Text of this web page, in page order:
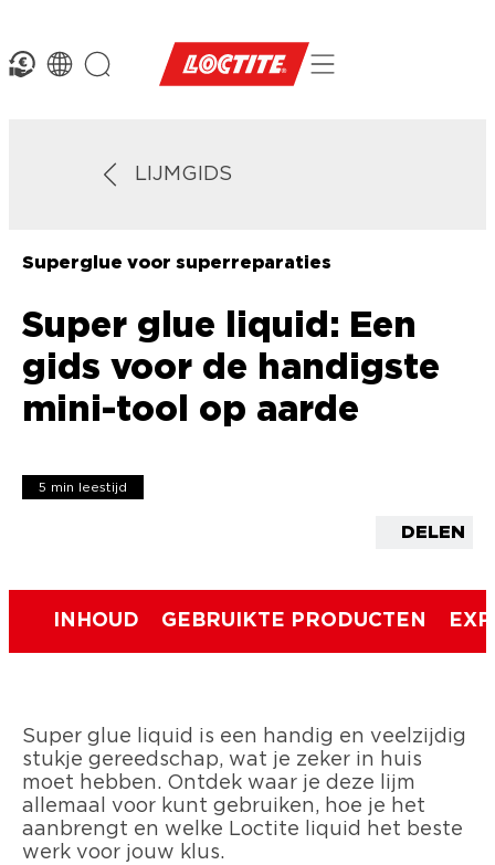
LIJMGIDS
Superglue voor superreparaties
Super glue liquid: Een
gids voor de handigste
mini-tool op aarde
5 min leestijd
DELEN
INHOUD GEBRUIKTE PRODUCTEN
Super glue liquid is een handig en veelzijdig
stukje gereedschap, wat je zeker in huis
moet hebben. Ontdek waar je deze lijm
allemaal voor kunt gebruiken, hoe je het
aanbrengt en welke Loctite liquid het beste
werk voor jouw klus.